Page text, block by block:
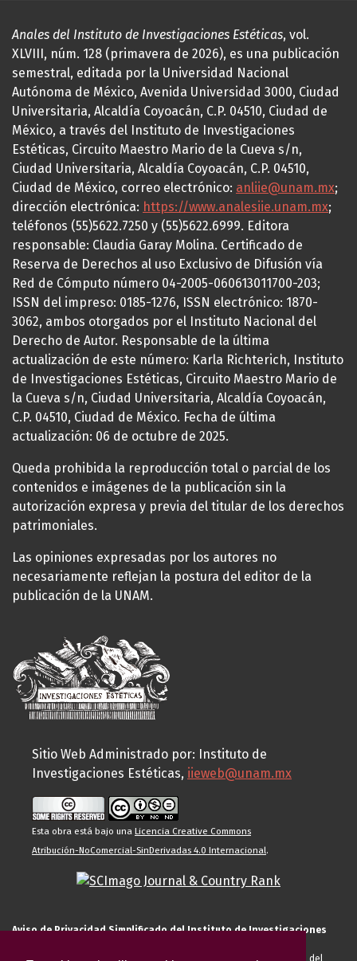
Anales del Instituto de Investigaciones Estéticas, vol.
XLVIII, núm. 128 (primavera de 2026), es una publicación
semestral, editada por la Universidad Nacional
Autónoma de México, Avenida Universidad 3000, Ciudad
Universitaria, Alcaldía Coyoacán, C.P. 04510, Ciudad de
México, a través del Instituto de Investigaciones
Estéticas, Circuito Maestro Mario de la Cueva s/n,
Ciudad Universitaria, Alcaldía Coyoacán, C.P. 04510,
Ciudad de México, correo electrónico: anliie@unam.mx;
dirección electrónica: https://www.analesiie.unam.mx;
teléfonos (55)5622.7250 y (55)5622.6999. Editora
responsable: Claudia Garay Molina. Certificado de
Reserva de Derechos al uso Exclusivo de Difusión vía
Red de Cómputo número 04-2005-060613011700-203;
ISSN del impreso: 0185-1276, ISSN electrónico: 1870-
3062, ambos otorgados por el Instituto Nacional del
Derecho de Autor. Responsable de la última
actualización de este número: Karla Richterich, Instituto
de Investigaciones Estéticas, Circuito Maestro Mario de
la Cueva s/n, Ciudad Universitaria, Alcaldía Coyoacán,
C.P. 04510, Ciudad de México. Fecha de última
actualización: 06 de octubre de 2025.
Queda prohibida la reproducción total o parcial de los
contenidos e imágenes de la publicación sin la
autorización expresa y previa del titular de los derechos
patrimoniales.
Las opiniones expresadas por los autores no
necesariamente reflejan la postura del editor de la
publicación de la UNAM.
Sitio Web Administrado por: Instituto de
Investigaciones Estéticas, iieweb@unam.mx
Esta obra está bajo una Licencia Creative Commons
Atribución-NoComercial-SinDerivadas 4.0 Internacional.
Aviso de Privacidad Simplificado del Instituto de Investigaciones